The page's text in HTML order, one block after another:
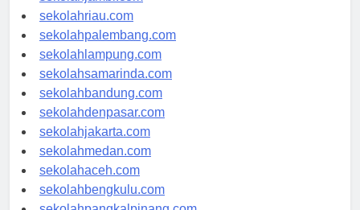
sekolahjambi.com
sekolahriau.com
sekolahpalembang.com
sekolahlampung.com
sekolahsamarinda.com
sekolahbandung.com
sekolahdenpasar.com
sekolahjakarta.com
sekolahmedan.com
sekolahaceh.com
sekolahbengkulu.com